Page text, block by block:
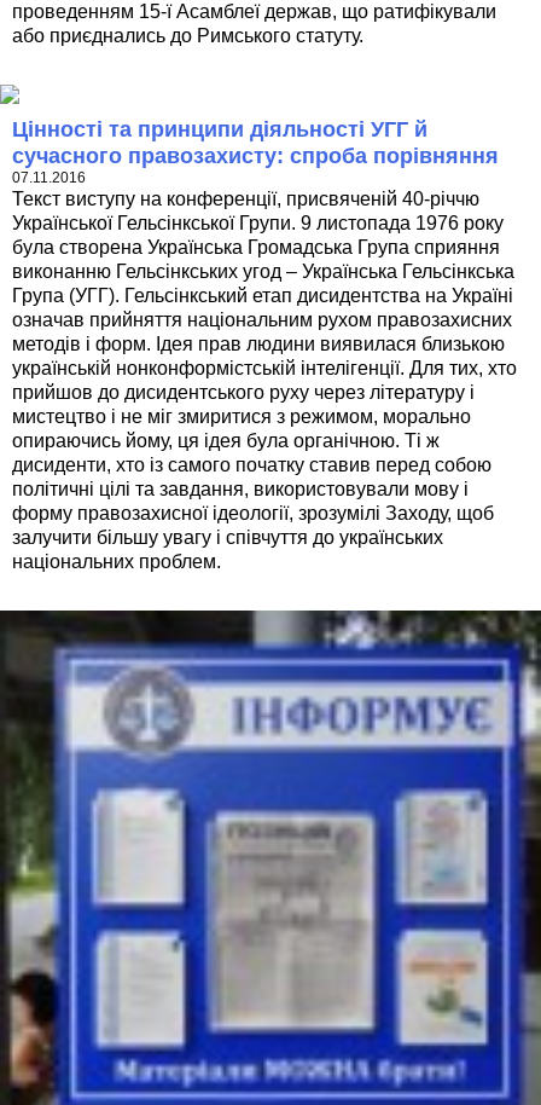
проведенням 15-ї Асамблеї держав, що ратифікували
або приєднались до Римського статуту.
Цінності та принципи діяльності УГГ й
сучасного правозахисту: спроба порівняння
07.11.2016
Текст виступу на конференції, присвяченій 40-річчю
Української Гельсінкської Групи. 9 листопада 1976 року
була створена Українська Громадська Група сприяння
виконанню Гельсінкських угод – Українська Гельсінкська
Група (УГГ). Гельсінкський етап дисидентства на Україні
означав прийняття національним рухом правозахисних
методів і форм. Ідея прав людини виявилася близькою
українській нонконформістській інтелігенції. Для тих, хто
прийшов до дисидентського руху через літературу і
мистецтво і не міг змиритися з режимом, морально
опираючись йому, ця ідея була органічною. Ті ж
дисиденти, хто із самого початку ставив перед собою
політичні цілі та завдання, використовували мову і
форму правозахисної ідеології, зрозумілі Заходу, щоб
залучити більшу увагу і співчуття до українських
національних проблем.